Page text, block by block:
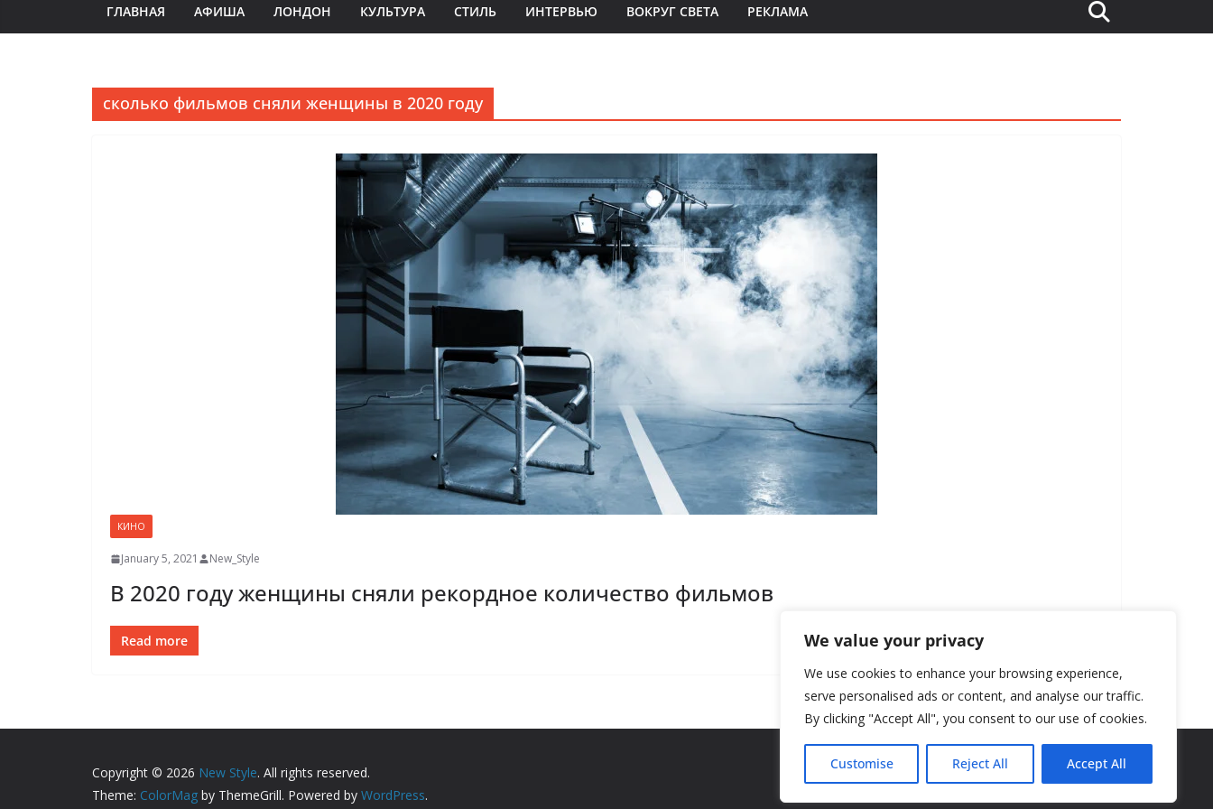
We value your privacy
We use cookies to enhance your browsing experience,
serve personalised ads or content, and analyse our traffic.
By clicking "Accept All", you consent to our use of cookies.
Customise Reject All Accept All
ГЛАВНАЯ АФИША ЛОНДОН КУЛЬТУРА СТИЛЬ ИНТЕРВЬЮ ВОКРУГ СВЕТА РЕКЛАМА
сколько фильмов сняли женщины в 2020 году
КИНО
January 5, 2021 New_Style
В 2020 году женщины сняли рекордное количество фильмов
Read more
Copyright © 2026 New Style. All rights reserved.
Theme: ColorMag by ThemeGrill. Powered by WordPress.